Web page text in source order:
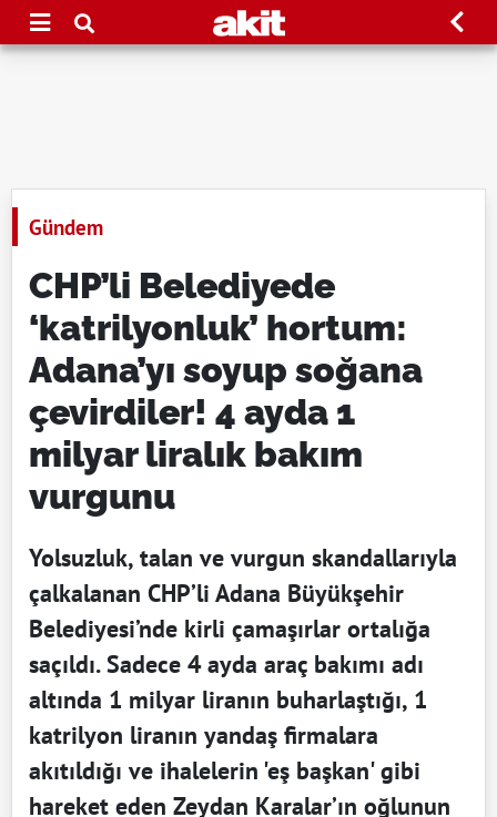
Gündem
CHP’li Belediyede
‘katrilyonluk’ hortum:
Adana’yı soyup soğana
çevirdiler! 4 ayda 1
milyar liralık bakım
vurgunu
Yolsuzluk, talan ve vurgun skandallarıyla
çalkalanan CHP’li Adana Büyükşehir
Belediyesi’nde kirli çamaşırlar ortalığa
saçıldı. Sadece 4 ayda araç bakımı adı
altında 1 milyar liranın buharlaştığı, 1
katrilyon liranın yandaş firmalara
akıtıldığı ve ihalelerin 'eş başkan' gibi
hareket eden Zeydan Karalar’ın oğlunun